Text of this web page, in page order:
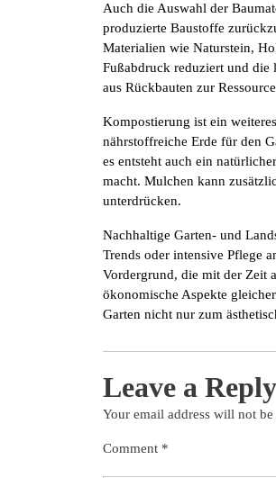
Auch die Auswahl der
produzierte Baustoffe
Materialien wie Naturstein,
Fußabdruck reduziert und die
aus Rückbauten zur
Kompostierung ist ein
nährstoffreiche Erde für den
es entsteht auch ein
macht. Mulchen kann
unterdrücken.
Nachhaltige Garten- und
Trends oder intensive Pflege
Vordergrund, die mit der Zeit
ökonomische Aspekte
Garten nicht nur zum
Leave a Reply
Your email address will not
Comment *